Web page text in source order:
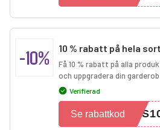
-10% 10 % rabatt på hela
Få 10 % rabatt på alla
och uppgradera din
Verifierad
Se rabattkod